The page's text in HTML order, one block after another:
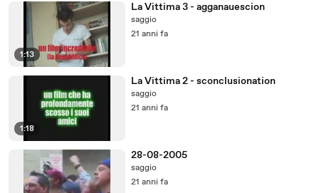
1:13
La Vittima 3 - agganauescion
saggio
21 anni fa
1:18
La Vittima 2 - sconclusionation
saggio
21 anni fa
28-08-2005
saggio
21 anni fa